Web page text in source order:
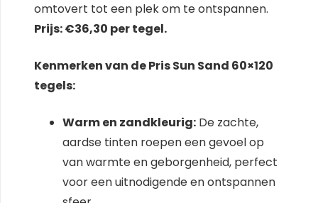
omtovert tot een plek om te ontspannen.
Prijs: €36,30 per tegel.
Kenmerken van de Pris Sun Sand 60×120
tegels:
Warm en zandkleurig: De zachte,
aardse tinten roepen een gevoel op
van warmte en geborgenheid, perfect
voor een uitnodigende en ontspannen